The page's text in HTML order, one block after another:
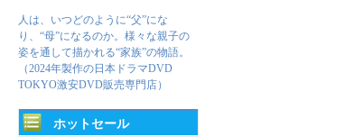
人は、いつどのように“父”にな
り、“母”になるのか。様々な親子の
姿を通して描かれる“家族”の物語。
（2024年製作の日本ドラマDVD
TOKYO激安DVD販売専門店）
ホットセール